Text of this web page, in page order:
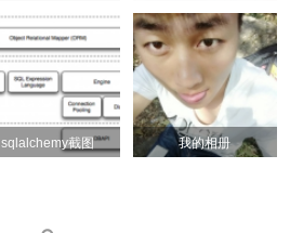
sqlalchemy截图 我的相册